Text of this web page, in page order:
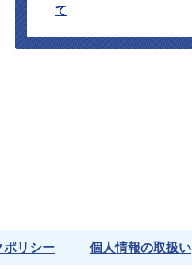
て
ポリシー 個人情報の取扱い